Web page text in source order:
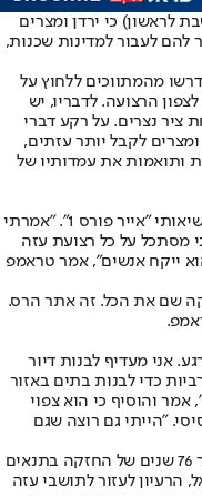
לראשון) כי ירדן ומצרים
להם לעבור למדינות שכנות,
מהמתווכים ללחוץ על
הרצועה. לדבריו, יש
ציר נצרים. על רקע דברי
לקבל יותר עזתים,
ותואמות את עמדותיו של
את הדברים אמר לכתבים בשיחה במטוס הנשיאותי "אייר פורס 1". "אמרתי
מסתכל על כל רצועת עזה
ייקח אנשים", אמר טראמפ
שם את הכל. זה אתר הרס.
אני מעדיף לבנות דיור
כדי לבנות בתים באזור
אמר והוסיף כי הוא צפוי
"הייתי גם רוצה שגם
סמוטריץ' הגיב להצעת הנשיא טראמפ: "לאחר 76 שנים של החזקה בתנאים
לעזור לתושבי עזה